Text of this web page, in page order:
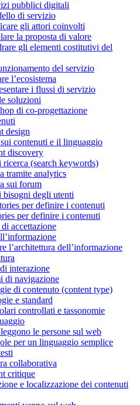
pubblici digitali
di servizio
gli attori coinvolti
la proposta di valore
gli elementi costitutivi del
del servizio
l’ecosistema
i flussi di servizio
soluzioni
di co-progettazione
design
contenuti e il linguaggio
discovery
(search keywords)
tramite analytics
sui forum
bisogni degli utenti
per definire i contenuti
per definire i contenuti
accettazione
l’architettura dell’informazione
interazione
di navigazione
di contenuto (content type)
e standard
controllati e tassonomie
le persone sul web
per un linguaggio semplice
collaborativa
critique
e localizzazione dei contenuti